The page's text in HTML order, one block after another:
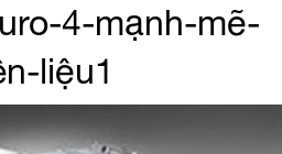
4-mạnh-mẽ-
liệu1